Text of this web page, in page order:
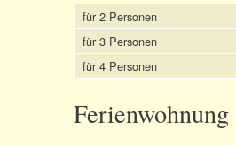
für 2 Personen
für 3 Personen
für 4 Personen